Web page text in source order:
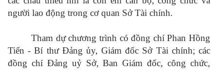
người lao động trong cơ quan Sở Tài chính.
Tham dự chương trình có đồng chí Phan Hồng
Tiến - Bí thư Đảng ủy, Giám đốc Sở Tài chính; các
đồng chí Đảng uỷ Sở, Ban Giám đốc, công chức,